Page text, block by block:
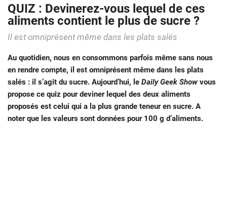
QUIZ : Devinerez-vous lequel de ces
aliments contient le plus de sucre ?
Il est omniprésent même dans les plats salés
Au quotidien, nous en consommons parfois même sans nous
en rendre compte, il est omniprésent même dans les plats
salés : il s’agit du sucre. Aujourd’hui, le Daily Geek Show vous
propose ce quiz pour deviner lequel des deux aliments
proposés est celui qui a la plus grande teneur en sucre. A
noter que les valeurs sont données pour 100 g d’aliments.